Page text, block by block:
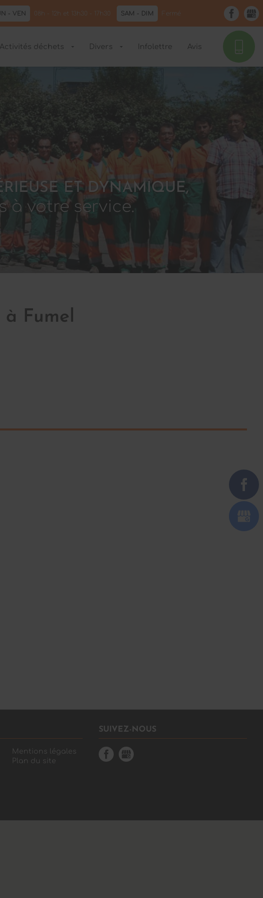
- VEN 08h - 12h et 13h30 - 17h30 SAM - DIM Fermé
ET DYNAMIQUE,
à votre service.
Activités déchets Divers Infolettre Avis
Fumel
Mentions légales
Plan du site
SUIVEZ-NOUS